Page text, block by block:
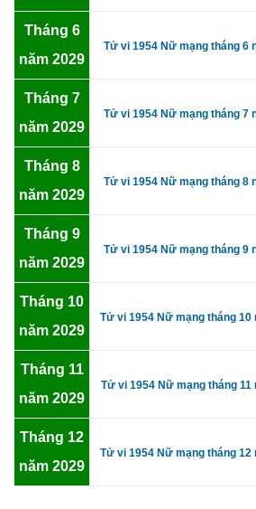
Tháng 6
năm 2029
Tử vi 1954 Nữ mạng tháng 6
Tháng 7
năm 2029
Tử vi 1954 Nữ mạng tháng 7
Tháng 8
năm 2029
Tử vi 1954 Nữ mạng tháng 8
Tháng 9
năm 2029
Tử vi 1954 Nữ mạng tháng 9
Tháng 10
năm 2029
Tử vi 1954 Nữ mạng tháng 10
Tháng 11
năm 2029
Tử vi 1954 Nữ mạng tháng 11
Tháng 12
năm 2029
Tử vi 1954 Nữ mạng tháng 12